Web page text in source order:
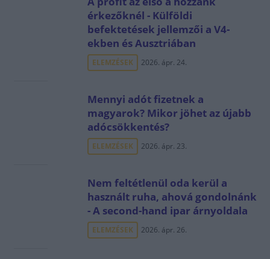
érkezőknél - Külföldi
befektetések jellemzői a V4-
ekben és Ausztriában
ELEMZÉSEK 2026. ápr. 24.
Mennyi adót fizetnek a
magyarok? Mikor jöhet az újabb
adócsökkentés?
ELEMZÉSEK 2026. ápr. 23.
Nem feltétlenül oda kerül a
használt ruha, ahová gondolnánk
- A second-hand ipar árnyoldala
ELEMZÉSEK 2026. ápr. 26.